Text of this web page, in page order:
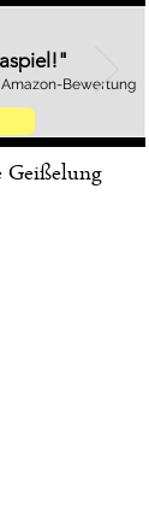
Amazon-Bewertung
Geißelung